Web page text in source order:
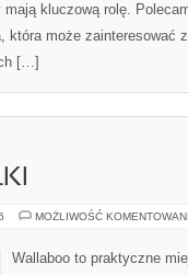
kluczową rolę.
która może zainteresować
[…]
MOŻLIWOŚĆ
Wallaboo to praktyczne